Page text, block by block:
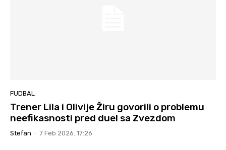
FUDBAL
Trener Lila i Olivije Žiru govorili o problemu
neefikasnosti pred duel sa Zvezdom
Stefan - 7 Feb 2026. 17:26